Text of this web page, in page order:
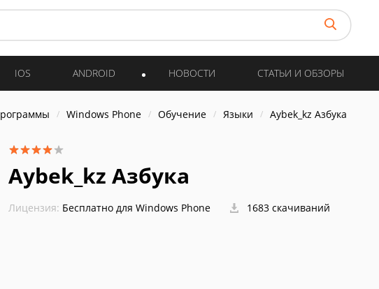
IOS ANDROID НОВОСТИ СТАТЬИ И ОБЗОРЫ
Windows Phone Обучение Языки Aybek_kz Азбука
Aybek_kz Азбука
Лицензия: Бесплатно для Windows Phone 1683 скачиваний